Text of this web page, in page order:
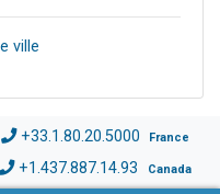
ville
+33.1.80.20.5000 France
+1.437.887.14.93 Canada